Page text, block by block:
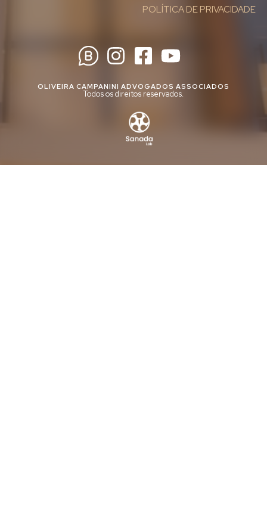
POLÍTICA DE PRIVACIDADE
OLIVEIRA CAMPANINI ADVOGADOS ASSOCIADOS
Todos os direitos reservados.